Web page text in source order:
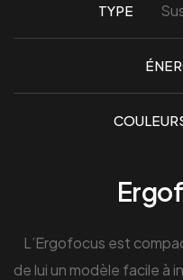
TYPE
L’Ergofocus est
de lui un modèle facile à